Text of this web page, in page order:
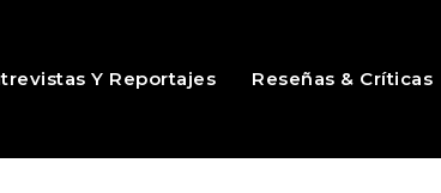
Y Reportajes Reseñas & Críticas